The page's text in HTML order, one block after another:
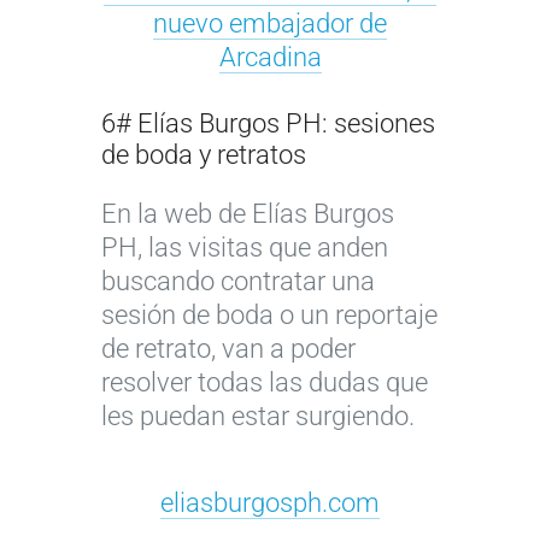
nuevo embajador de
Arcadina
6# Elías Burgos PH: sesiones
de boda y retratos
En la web de Elías Burgos
PH, las visitas que anden
buscando contratar una
sesión de boda o un reportaje
de retrato, van a poder
resolver todas las dudas que
les puedan estar surgiendo.
eliasburgosph.com